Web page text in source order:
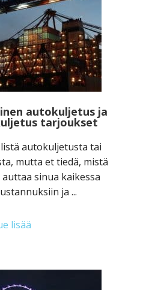
autokuljetus ja
tarjoukset
autokuljetusta tai
mutta et tiedä, mistä
sinua kaikessa
ja ...
lisää